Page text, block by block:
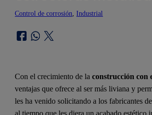
Control de corrosión, Industrial
Con el crecimiento de laconstrucción con
ventajas que ofrece al ser más liviana y
les ha venido solicitando a los fabricantes
al tiempo que les diera un acabado estético